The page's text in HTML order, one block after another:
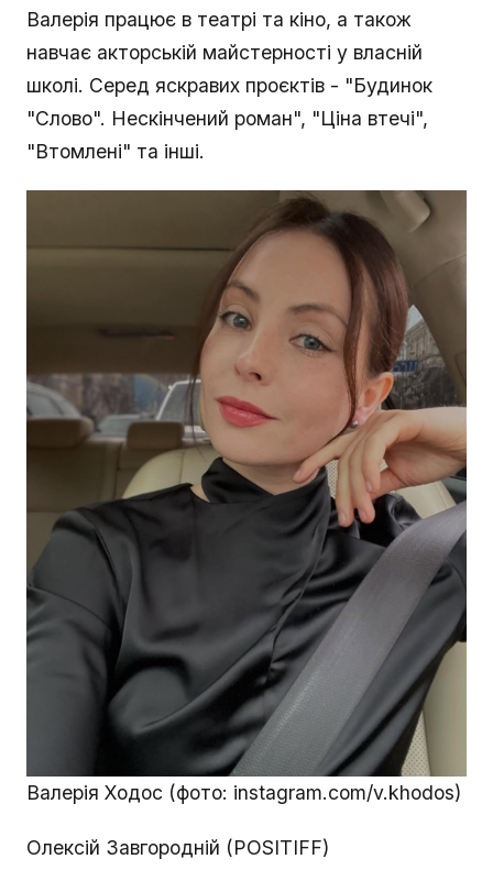
Валерія працює в театрі та кіно, а також
навчає акторській майстерності у власній
школі. Серед яскравих проєктів - "Будинок
"Слово". Нескінчений роман", "Ціна втечі",
"Втомлені" та інші.
Валерія Ходос (фото: instagram.com/v.khodos)
Олексій Завгородній (POSITIFF)